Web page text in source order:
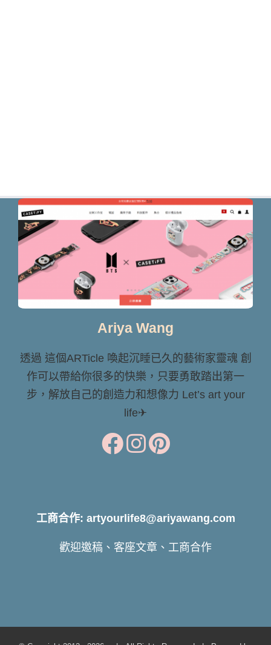
Ariya Wang
透過 這個ARTicle 喚起沉睡已久的藝術家靈魂 創
作可以帶給你很多的快樂，只要勇敢踏出第一
步，解放自己的創造力和想像力 Let’s art your
life✈
工商合作: artyourlife8@ariyawang.com
歡迎邀稿、客座文章、工商合作